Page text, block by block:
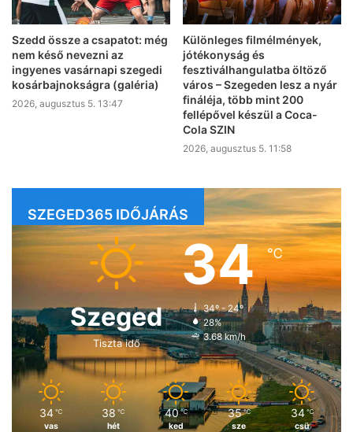
Szedd össze a csapatot: még
nem késő nevezni az
ingyenes vasárnapi szegedi
kosárbajnokságra (galéria)
2026, augusztus 5. 13:47
Különleges filmélmények,
jótékonyság és
fesztiválhangulatba öltöző
város – Szegeden lesz a nyár
fináléja, több mint 200
fellépővel készül a Coca-
Cola SZIN
2026, augusztus 5. 11:58
SZEGED365 IDŐJÁRÁS
Szeged
Tiszta idő
34℃
34º - 24º
28%
3.68 km/h
34 ℃
vas
38 ℃
hét
40 ℃
ked
35 ℃
sze
34 ℃
csü